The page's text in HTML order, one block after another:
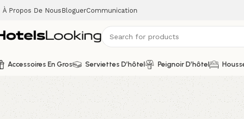
À Propos De Nous BloguerCommunication
Accessoires En Gros Serviettes D’hôtel Peignoir D’hôtel